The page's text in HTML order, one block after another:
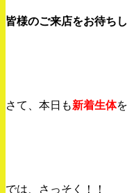
皆様のご来店をお待ち
さて、本日も新着生体
では、さっそく！！